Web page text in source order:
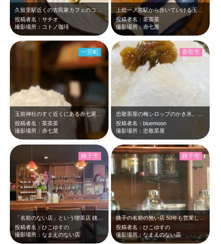
久留里駅近くの古民家カフェのコトノ珈琲に行きました。 店内もおしゃれでコ―ヒ…
投稿者名：サチオ
撮影場所：コトノ珈琲
上総一ノ宮駅から歩いていける玉前神社の近くにある赤七屋さんのおでんです。この日…
投稿者名：茶茶茶
撮影場所：赤七屋
投稿者名：茶茶茶
撮影場所：赤七屋
一宮町
投稿者名：bluemoon
撮影場所：忠敬茶屋
香取市
投稿者名：ひこゆすの
撮影場所：なまえのない店
銚子市
投稿者名：ひこゆすの
撮影場所：なまえのない店
銚子市